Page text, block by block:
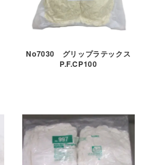
No7030 グリップラテックス
P.F.CP100